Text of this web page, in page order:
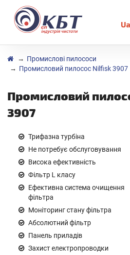
Ua
Промислові пилососи
Промисловий пилосос Nilfisk 3907
Промисловий
3907
Трифазна турбіна
Не потребує обслуговування
Висока ефективність
Фільтр L класу
Ефективна система очищення
фільтра
Моніторинг стану фільтра
Абсолютний фільтр
Панель приладів
Захист електропроводки